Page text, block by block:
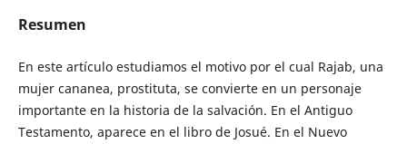
Resumen
En este artículo estudiamos el motivo por el cual Rajab, una
mujer cananea, prostituta, se convierte en un personaje
importante en la historia de la salvación. En el Antiguo
Testamento, aparece en el libro de Josué. En el Nuevo